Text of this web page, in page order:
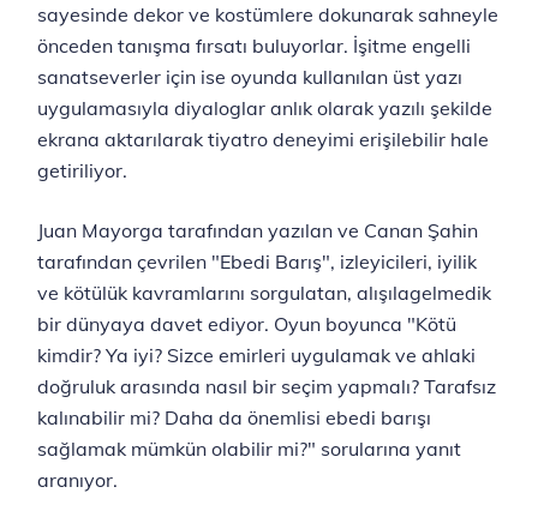
sayesinde dekor ve kostümlere dokunarak sahneyle
önceden tanışma fırsatı buluyorlar. İşitme engelli
sanatseverler için ise oyunda kullanılan üst yazı
uygulamasıyla diyaloglar anlık olarak yazılı şekilde
ekrana aktarılarak tiyatro deneyimi erişilebilir hale
getiriliyor.
Juan Mayorga tarafından yazılan ve Canan Şahin
tarafından çevrilen "Ebedi Barış", izleyicileri, iyilik
ve kötülük kavramlarını sorgulatan, alışılagelmedik
bir dünyaya davet ediyor. Oyun boyunca "Kötü
kimdir? Ya iyi? Sizce emirleri uygulamak ve ahlaki
doğruluk arasında nasıl bir seçim yapmalı? Tarafsız
kalınabilir mi? Daha da önemlisi ebedi barışı
sağlamak mümkün olabilir mi?" sorularına yanıt
aranıyor.